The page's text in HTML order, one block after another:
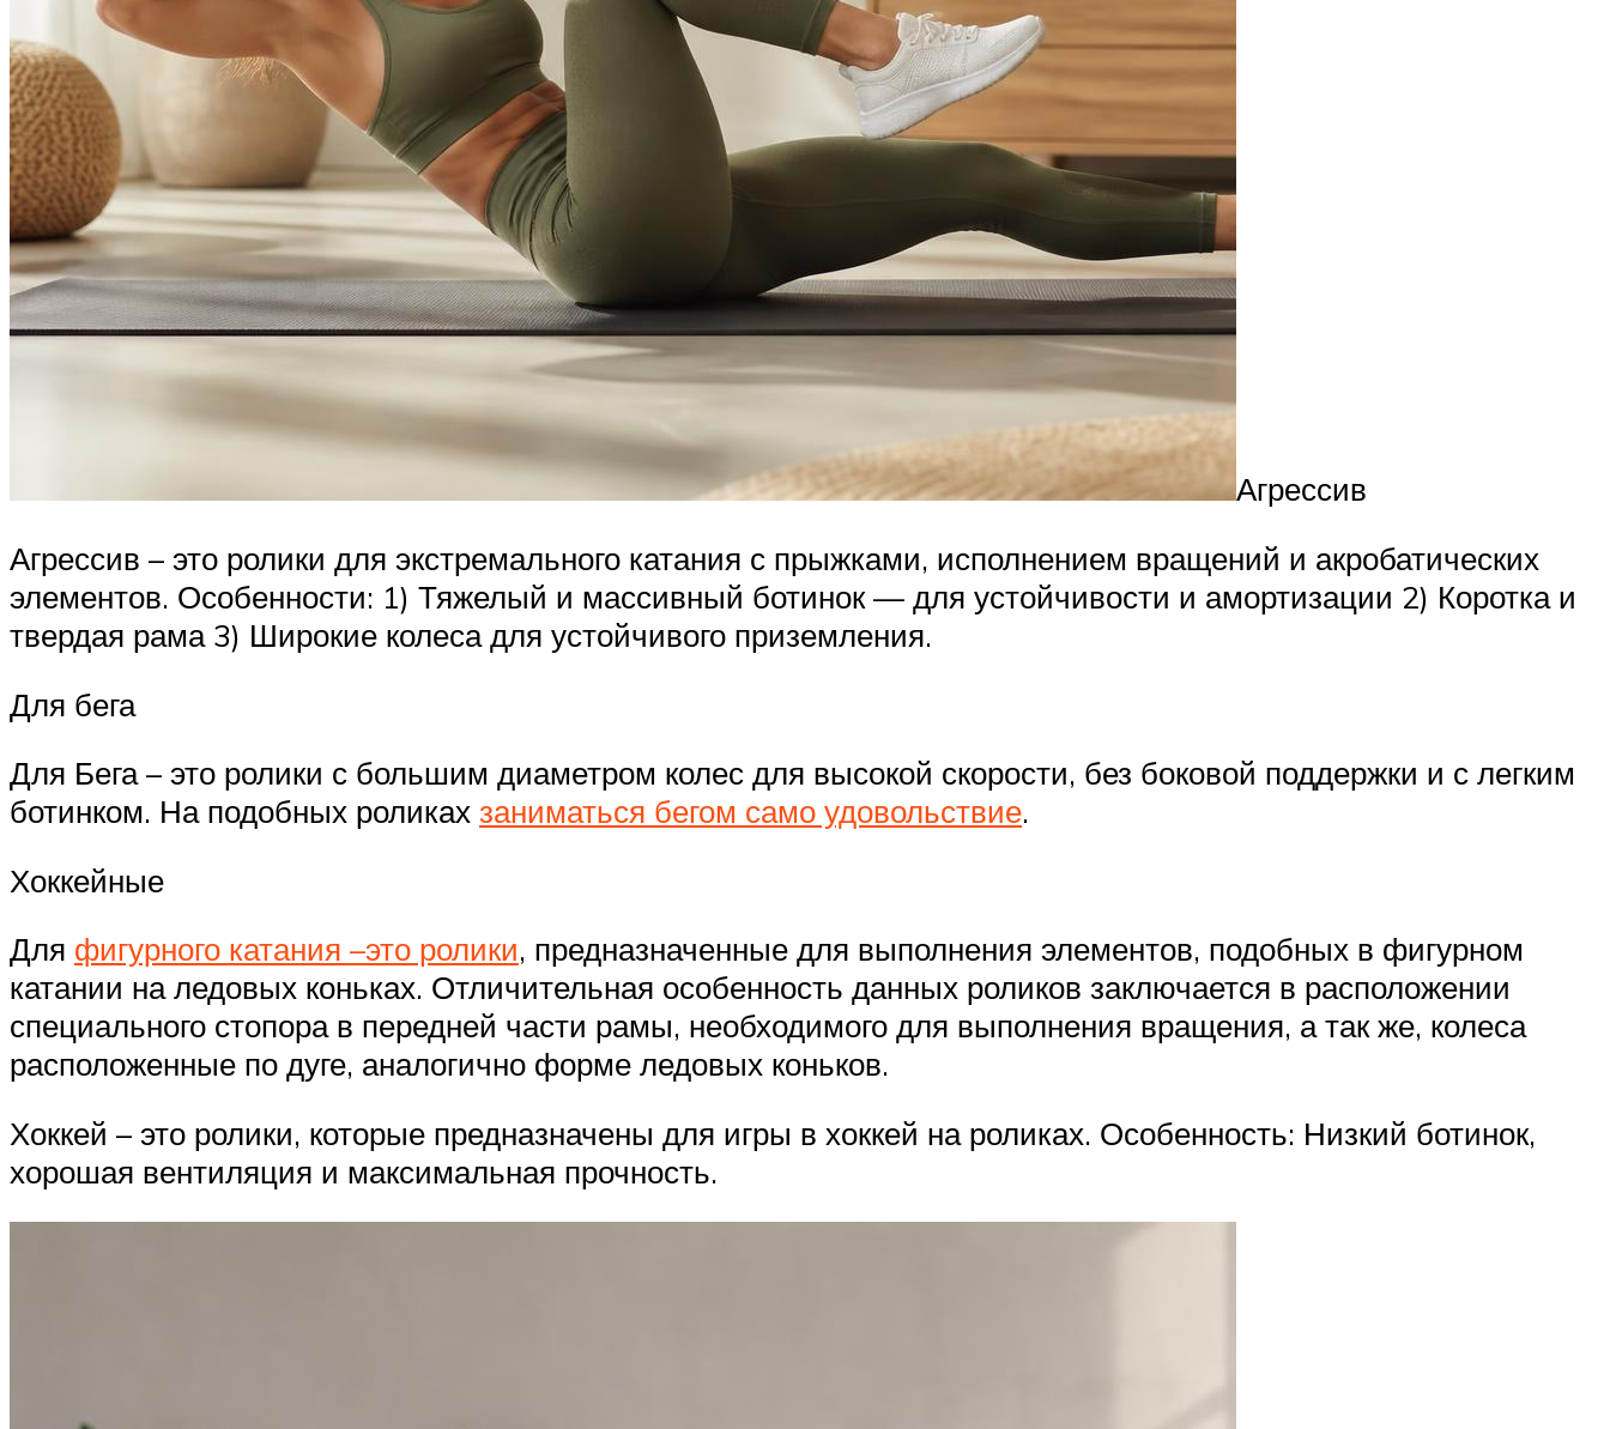
Агрессив
Агрессив – это ролики для экстремального катания с прыжками, исполнением вращений и акробатических
элементов. Особенности: 1) Тяжелый и массивный ботинок — для устойчивости и амортизации 2) Коротка и
твердая рама 3) Широкие колеса для устойчивого приземления.
Для бега
Для Бега – это ролики с большим диаметром колес для высокой скорости, без боковой поддержки и с легким
ботинком. На подобных роликах заниматься бегом само удовольствие.
Хоккейные
Для фигурного катания –это ролики, предназначенные для выполнения элементов, подобных в фигурном
катании на ледовых коньках. Отличительная особенность данных роликов заключается в расположении
специального стопора в передней части рамы, необходимого для выполнения вращения, а так же, колеса
расположенные по дуге, аналогично форме ледовых коньков.
Хоккей – это ролики, которые предназначены для игры в хоккей на роликах. Особенность: Низкий ботинок,
хорошая вентиляция и максимальная прочность.